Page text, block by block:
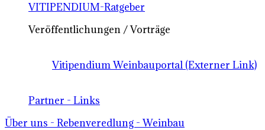
VITIPENDIUM-Ratgeber
Veröffentlichungen / Vorträge
Vitipendium Weinbauportal (Externer Link)
Partner - Links
Über uns - Rebenveredlung - Weinbau